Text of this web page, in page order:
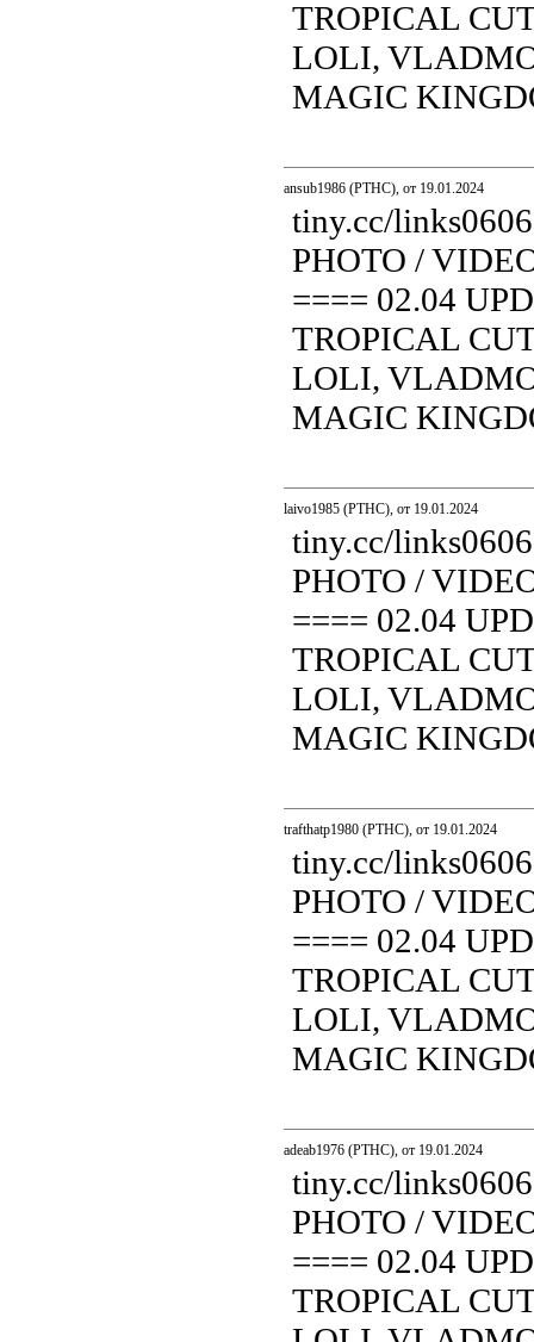
TROPICAL
LOLI,
MAGIC
ansub1986 (PTHC), от 19.01.2024
tiny.cc/
PHOTO /
==== 02.04
TROPICAL
LOLI,
MAGIC
laivo1985 (PTHC), от 19.01.2024
tiny.cc/
PHOTO /
==== 02.04
TROPICAL
LOLI,
MAGIC
trafthatp1980 (PTHC), от 19.01.2024
tiny.cc/
PHOTO /
==== 02.04
TROPICAL
LOLI,
MAGIC
adeab1976 (PTHC), от 19.01.2024
tiny.cc/
PHOTO /
==== 02.04
TROPICAL